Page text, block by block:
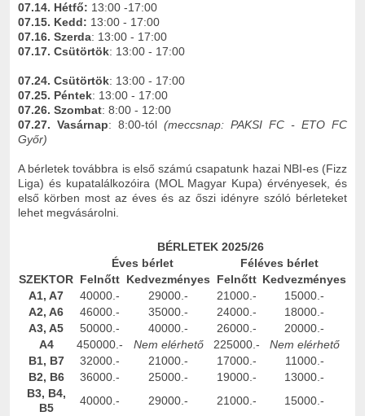
07.14. Hétfő: 13:00 -17:00
07.15. Kedd: 13:00 - 17:00
07.16. Szerda: 13:00 - 17:00
07.17. Csütörtök: 13:00 - 17:00
07.24. Csütörtök: 13:00 - 17:00
07.25. Péntek: 13:00 - 17:00
07.26. Szombat: 8:00 - 12:00
07.27. Vasárnap: 8:00-tól (meccsnap: PAKSI FC - ETO FC
Győr)
A bérletek továbbra is első számú csapatunk hazai NBI-es (Fizz
Liga) és kupatalálkozóira (MOL Magyar Kupa) érvényesek, és
első körben most az éves és az őszi idényre szóló bérleteket
lehet megvásárolni.
BÉRLETEK 2025/26
Éves bérlet
Féléves bérlet
SZEKTOR Felnőtt Kedvezményes Felnőtt Kedvezményes
A1, A7
40000.- 29000.- 21000.-
15000.-
A2, A6
46000.- 35000.- 24000.-
18000.-
A3, A5
50000.- 40000.- 26000.-
20000.-
A4
450000.- Nem elérhető 225000.-
Nem elérhető
B1, B7
32000.- 21000.- 17000.-
11000.-
B2, B6
36000.- 25000.- 19000.-
13000.-
B3, B4,
B5
40000.- 29000.- 21000.-
15000.-